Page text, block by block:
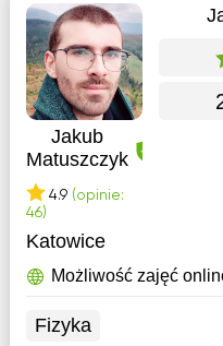
Jakub
Matuszczyk
4.9 (opinie:
46)
Katowice
Możliwość zajęć
Fizyka